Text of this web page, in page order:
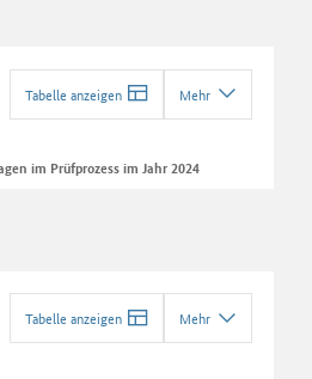
Tabelle anzeigen Mehr
im Prüfprozess im Jahr 2024
Tabelle anzeigen Mehr